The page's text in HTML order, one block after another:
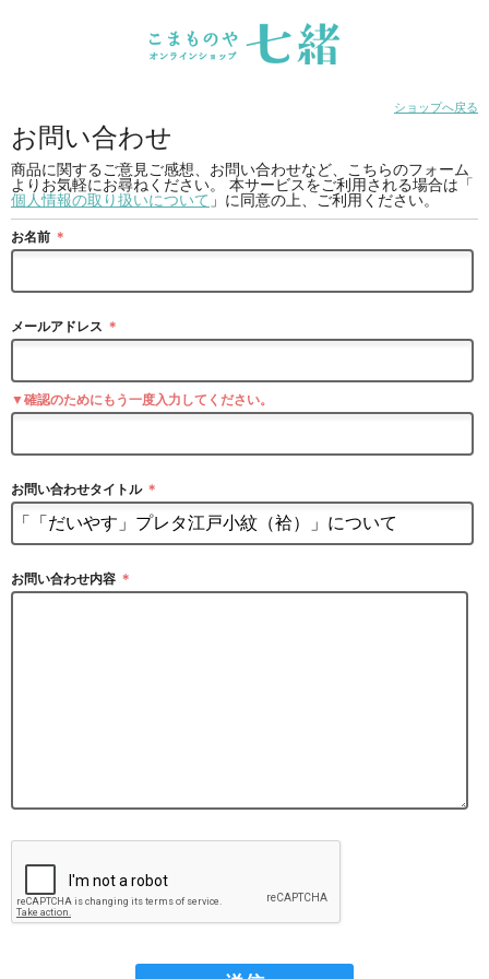
ショップへ戻る
お問い合わせ
商品に関するご意見ご感想、お問い合わせなど、こちらのフォーム
よりお気軽にお尋ねください。 本サービスをご利用される場合は「
個人情報の取り扱いについて 」に同意の上、ご利用ください。
お名前 ＊
メールアドレス ＊
▼確認のためにもう一度入力してください。
お問い合わせタイトル ＊
お問い合わせ内容 ＊